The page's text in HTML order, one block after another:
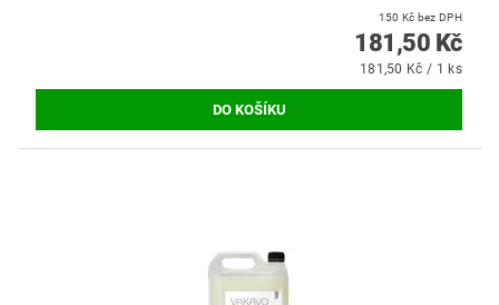
150 Kč bez DPH
181,50 Kč
181,50 Kč / 1 ks